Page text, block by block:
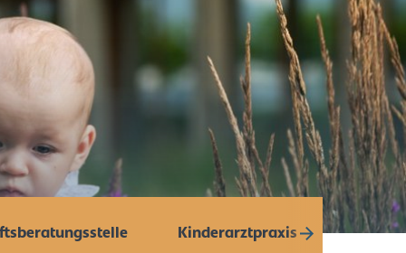
Kinderarztpraxis